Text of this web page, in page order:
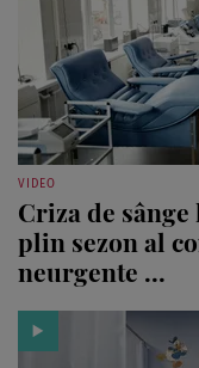
VIDEO
Criza de
plin sezon al
neurgente ...